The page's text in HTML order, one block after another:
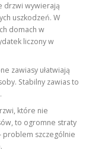
drzwi wywierają
uszkodzeń. W
domach w
liczony w
zawiasy ułatwiają
Stabilny zawias to
które nie
to ogromne straty
problem szczególnie